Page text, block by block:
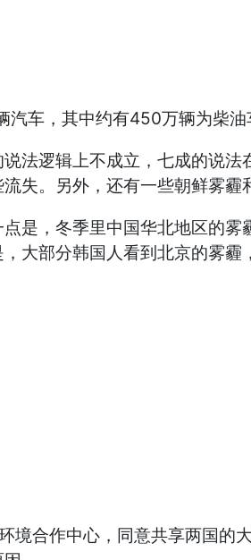
汽车，其中约有450万辆为柴
法逻辑上不成立，七成的说
失。另外，还有一些朝鲜雾
是，冬季里中国华北地区的
大部分韩国人看到北京的雾
境合作中心，同意共享两国的